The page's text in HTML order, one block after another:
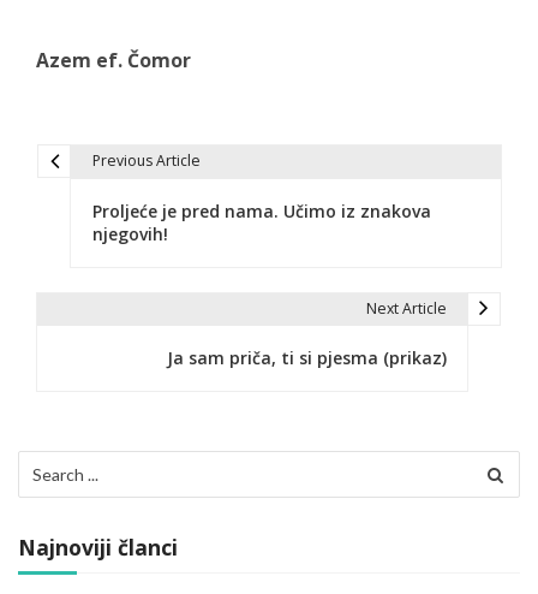
Azem ef. Čomor
c
i
a
Previous Article
Proljeće je pred nama. Učimo iz znakova
njegovih!
Next Article
Ja sam priča, ti si pjesma (prikaz)
for:
Najnoviji članci